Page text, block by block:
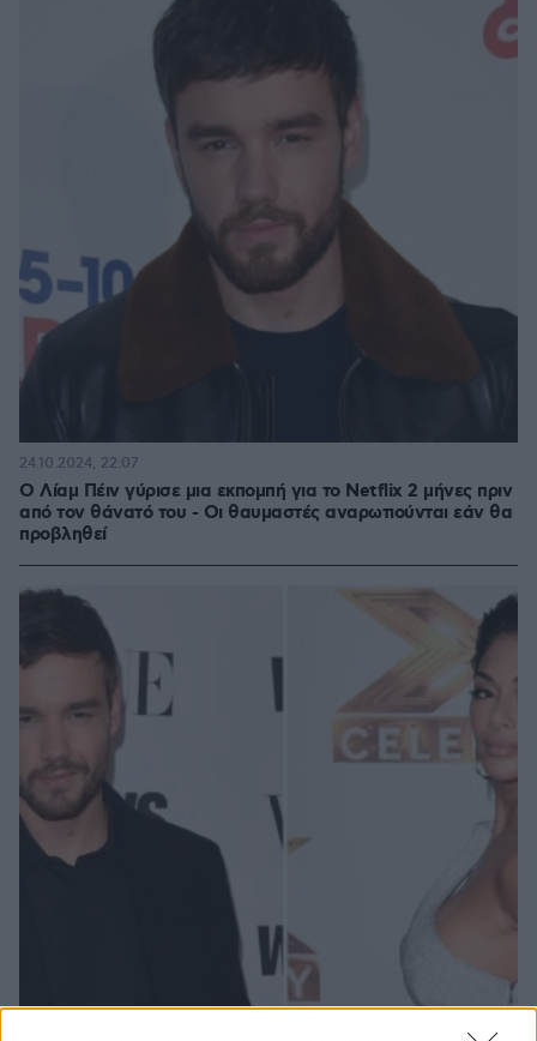
Ο Λίαμ Πέιν γύρισε μια εκπομπή για το Netflix 2 μήνες πριν
από τον θάνατό του - Οι θαυμαστές αναρωτιούνται εάν θα
προβληθεί
24.10.2024, 22:07